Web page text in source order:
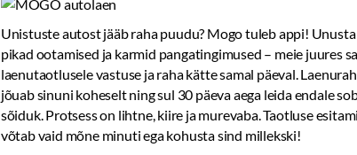
Unistuste autost jääb raha puudu? Mogo tuleb appi! Unusta
pikad ootamised ja karmid pangatingimused – meie juures
laenutaotlusele vastuse ja raha kätte samal päeval.
jõuab sinuni koheselt ning sul 30 päeva aega leida endale
sõiduk. Protsess on lihtne, kiire ja murevaba. Taotluse
võtab vaid mõne minuti ega kohusta sind millekski!